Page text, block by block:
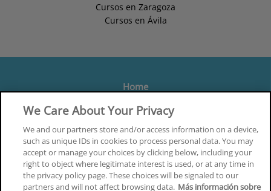
Cursos en Zaragoza
Cursos en Ávila
Home
Formación
Centros
Orientación
Quiénes somos
We Care About Your Privacy
We and our partners store and/or access information on a device,
such as unique IDs in cookies to process personal data. You may
accept or manage your choices by clicking below, including your
right to object where legitimate interest is used, or at any time in
the privacy policy page. These choices will be signaled to our
partners and will not affect browsing data. Más información sobre